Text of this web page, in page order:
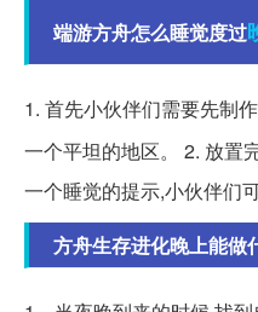
端游方舟怎么睡觉度过
1. 首先小伙伴们需要先制
一个平坦的地区。 2. 放置
一个睡觉的提示,小伙伴们
方舟生存进化晚上能做